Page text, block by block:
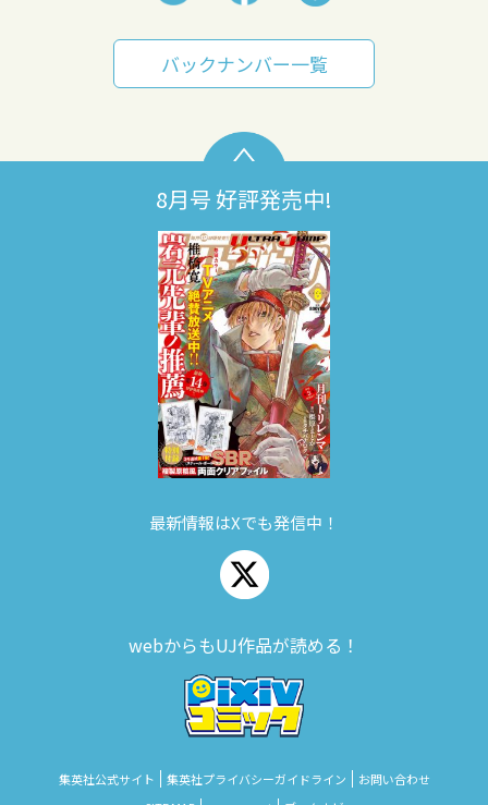
バックナンバー一覧
8月号 好評発売中!
最新情報はXでも発信中！
webからもUJ作品が読める！
集英社公式サイト 集英社プライバシーガイドライン
お問い合わせ